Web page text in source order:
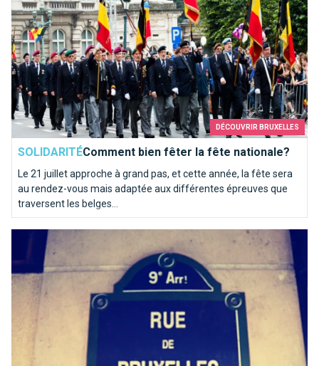
DÉCOUVRIR BRUXELLES
SOLIDARITÉComment bien fêter la fête nationale?
Le 21 juillet approche à grand pas, et cette année, la fête sera
au rendez-vous mais adaptée aux différentes épreuves que
traversent les belges...
Paris, c’est Bruxelles : la preuve !